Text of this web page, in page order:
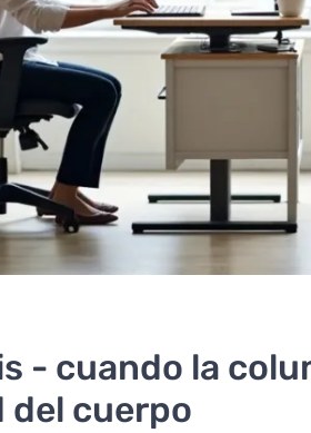
- cuando la
del cuerpo